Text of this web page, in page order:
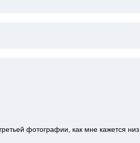
фотографии, как мне кажется